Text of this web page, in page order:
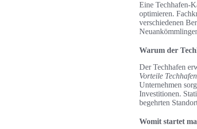
Eine Techhafen-
optimieren.
verschiedenen
Warum der
Der Techhafen
Vorteile Techhafen
Unternehmen
Investitionen.
begehrten
Womit startet